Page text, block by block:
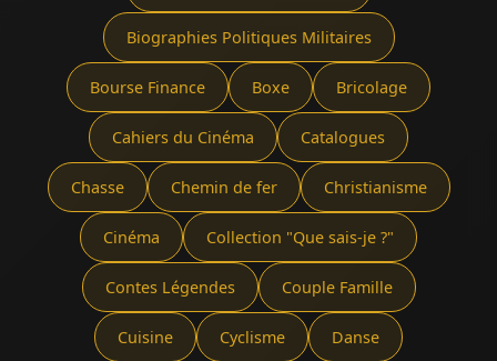
Biographies Politiques Militaires
Bourse Finance Boxe Bricolage
Cahiers du Cinéma Catalogues
Chasse Chemin de fer Christianisme
Cinéma Collection "Que sais-je ?"
Contes Légendes Couple Famille
Cuisine Cyclisme Danse